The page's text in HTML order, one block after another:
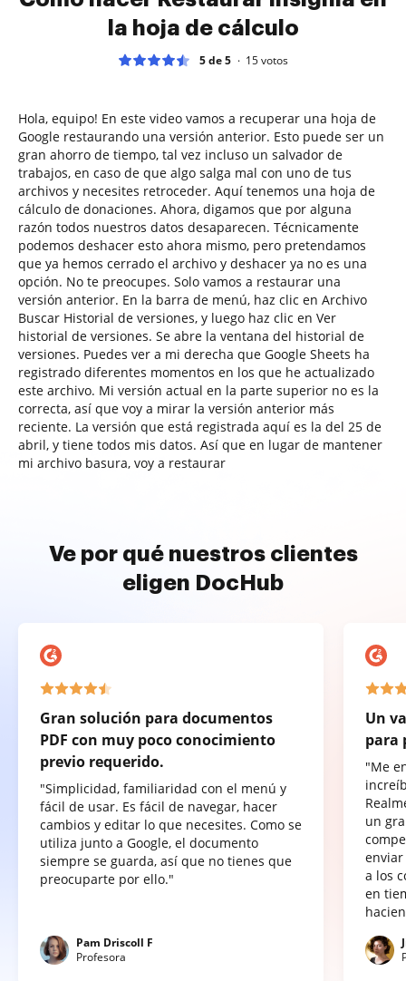
la hoja de cálculo
5 de 5 15votos
Hola, equipo! En este video vamos a recuperar una hoja de
Google restaurando una versión anterior. Esto puede ser un
gran ahorro de tiempo, tal vez incluso un salvador de
trabajos, en caso de que algo salga mal con uno de tus
archivos y necesites retroceder. Aquí tenemos una hoja de
cálculo de donaciones. Ahora, digamos que por alguna
razón todos nuestros datos desaparecen. Técnicamente
podemos deshacer esto ahora mismo, pero pretendamos
que ya hemos cerrado el archivo y deshacer ya no es una
opción. No te preocupes. Solo vamos a restaurar una
versión anterior. En la barra de menú, haz clic en Archivo
Buscar Historial de versiones, y luego haz clic en Ver
historial de versiones. Se abre la ventana del historial de
versiones. Puedes ver a mi derecha que Google Sheets ha
registrado diferentes momentos en los que he actualizado
este archivo. Mi versión actual en la parte superior no es la
correcta, así que voy a mirar la versión anterior más
reciente. La versión que está registrada aquí es la del 25 de
abril, y tiene todos mis datos. Así que en lugar de mantener
mi archivo basura, voy a restaurar
Ve por qué nuestros clientes
eligen DocHub
Gran solución para documentos
PDF con muy poco conocimiento
previo requerido.
"Simplicidad, familiaridad con el menú y
fácil de usar. Es fácil de navegar, hacer
cambios y editar lo que necesites. Como se
utiliza junto a Google, el documento
siempre se guarda, así que no tienes que
preocuparte por ello."
Pam Driscoll F
Profesora
Un
para
"Me
un
a los
en